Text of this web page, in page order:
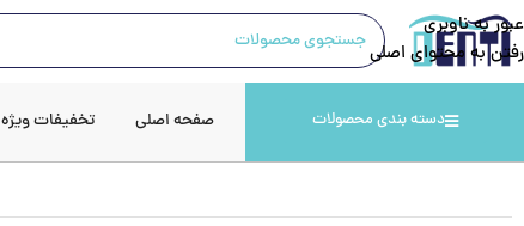
عبور به ناوبری
رفتن به محتوای اصلی
دسته بندی محصولات صفحه اصلی تخفیفات ویژه